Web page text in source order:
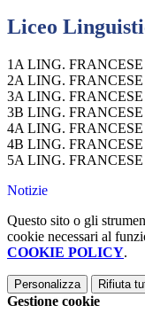
Liceo
1A LING.
2A LING.
3A LING.
3B LING.
4A LING.
4B LING.
5A LING.
Notizie
Questo sito o gli
cookie necessari al
COOKIE POLICY.
Personalizza Rifiuta
Gestione cookie